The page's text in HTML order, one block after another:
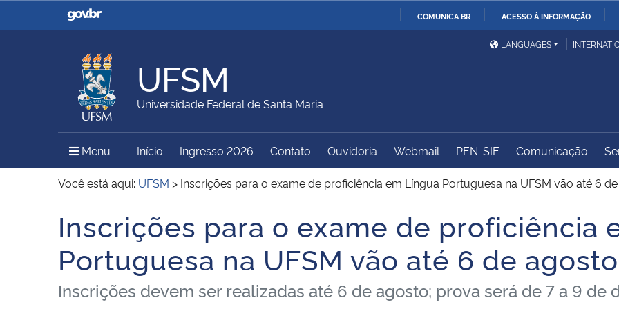
COMUNICA BR ACESSO À INFORMAÇÃO
Casa Civil
Ministério da Justiça e
Ministério da Defesa
Ministério das Relações
Exteriores
Ministério da Agricultura,
Pecuária e Abastecimento
Ministério da Educação
Ministério do Meio Ambiente Ministério do Turismo
Ministério do
Desenvolvimento Regional
Controladoria-Geral da
Secretaria de Governo
Gabinete de Segurança
Institucional
Advocacia-Geral da União Banco Central do Brasil
LANGUAGES
UFSM
Universidade Federal de Santa Maria
Menu Menu Principal do Sítio
Início Ingresso 2026 Contato Ouvidoria Webmail PEN-SIE Comunicação
Você está aqui: UFSM > Inscrições para o exame de proficiência em Língua Portuguesa na UFSM vão até 6
Início do conteúdo
Inscrições para o exame de proficiência
Portuguesa na UFSM vão até 6 de agosto
Inscrições devem ser realizadas até 6 de agosto; prova será de 7 a 9 de